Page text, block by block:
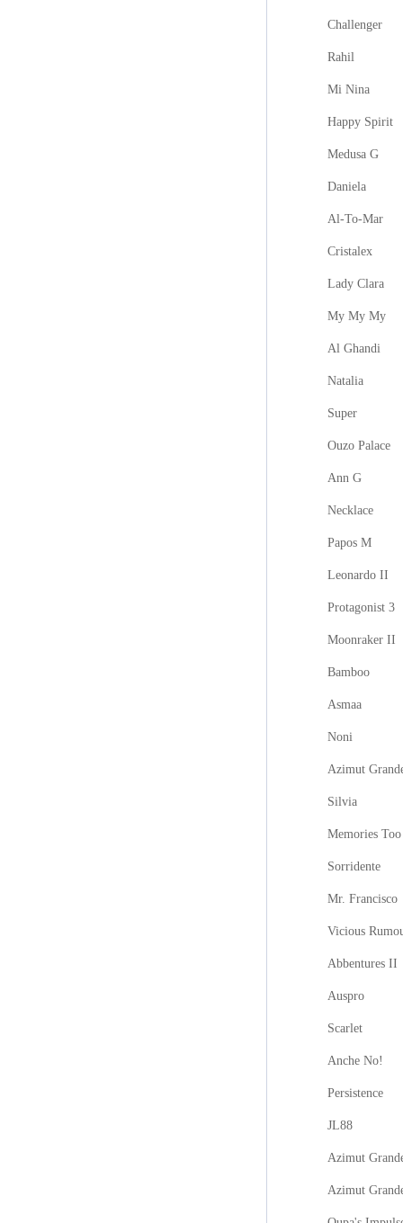
Challenger
Rahil
Mi Nina
Happy Spirit
Medusa G
Daniela
Al-To-Mar
Cristalex
Lady Clara
My My My
Al Ghandi
Natalia
Super
Ouzo Palace
Ann G
Necklace
Papos M
Leonardo II
Protagonist 3
Moonraker II
Bamboo
Asmaa
Noni
Azimut
Silvia
Memories Too
Sorridente
Mr. Francisco
Vicious
Abbentures II
Auspro
Scarlet
Anche No!
Persistence
JL88
Azimut
Azimut